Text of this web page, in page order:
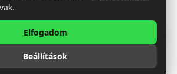
Étkezés & Ivás
Wellness & Ápolás
Elfogadom
Beállítások